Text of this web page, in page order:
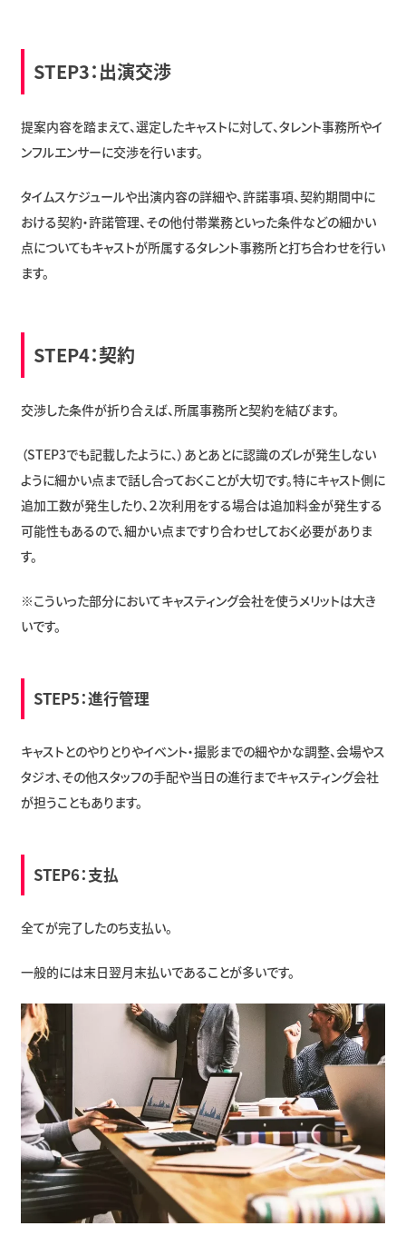
STEP3：出演交渉
提案内容を踏まえて、選定したキャストに対して、タレント事務所やイ
ンフルエンサーに交渉を行います。
タイムスケジュールや出演内容の詳細や、許諾事項、契約期間中に
おける契約・許諾管理、その他付帯業務といった条件などの細かい
点についてもキャストが所属するタレント事務所と打ち合わせを行い
ます。
STEP4：契約
交渉した条件が折り合えば、所属事務所と契約を結びます。
（STEP3でも記載したように、）あとあとに認識のズレが発生しない
ように細かい点まで話し合っておくことが大切です。特にキャスト側に
追加工数が発生したり、２次利用をする場合は追加料金が発生する
可能性もあるので、細かい点まですり合わせしておく必要がありま
す。
※こういった部分においてキャスティング会社を使うメリットは大き
いです。
STEP5：進行管理
キャストとのやりとりやイベント・撮影までの細やかな調整、会場やス
タジオ、その他スタッフの手配や当日の進行までキャスティング会社
が担うこともあります。
STEP6：支払
全てが完了したのち支払い。
一般的には末日翌月末払いであることが多いです。